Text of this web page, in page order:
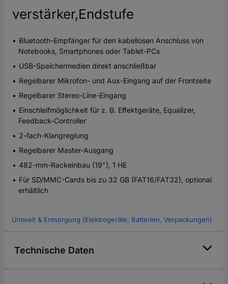
verstärker,Endstufe
Bluetooth-Empfänger für den kabellosen Anschluss von
Notebooks, Smartphones oder Tablet-PCs
USB-Speichermedien direkt anschließbar
Regelbarer Mikrofon- und Aux-Eingang auf der Frontseite
Regelbarer Stereo-Line-Eingang
Einschleifmöglichkeit für z. B. Effektgeräte, Equalizer,
Feedback-Controller
2-fach-Klangreglung
Regelbarer Master-Ausgang
482-mm-Rackeinbau (19"), 1 HE
Für SD/MMC-Cards bis zu 32 GB (FAT16/FAT32), optional
erhältlich
Umwelt & Entsorgung (Elektrogeräte, Batterien, Verpackungen)
Technische Daten